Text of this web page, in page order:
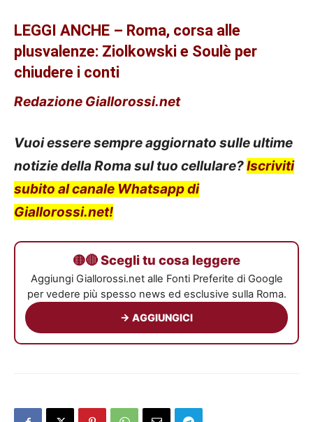
LEGGI ANCHE – Roma, corsa alle
plusvalenze: Ziolkowski e Soulè per
chiudere i conti
Redazione Giallorossi.net
Vuoi essere sempre aggiornato sulle ultime
notizie della Roma sul tuo cellulare?Iscriviti
subito al canale Whatsapp di
Giallorossi.net!
🟡🔴 Scegli tu cosa leggere
Aggiungi Giallorossi.net alle Fonti Preferite di Google
per vedere più spesso news ed esclusive sulla Roma.
→ AGGIUNGICI